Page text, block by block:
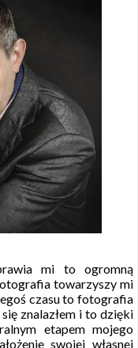
mi to ogromną
towarzyszy mi
czasu to fotografia
znalazłem i to dzięki
etapem mojego
swojej własnej